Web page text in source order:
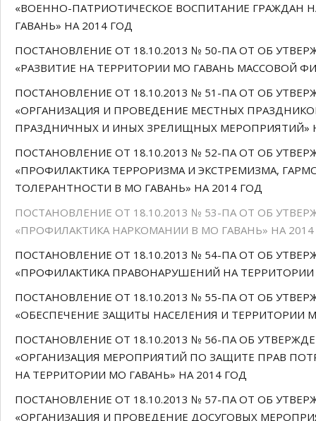
«ВОЕННО-ПАТРИОТИЧЕСКОЕ ВОСПИТАНИЕ ГРАЖДАН
ГАВАНЬ» НА 2014 ГОД
ПОСТАНОВЛЕНИЕ ОТ 18.10.2013 № 50-ПА ОТ ОБ
«РАЗВИТИЕ НА ТЕРРИТОРИИ МО ГАВАНЬ МАССОВОЙ
ПОСТАНОВЛЕНИЕ ОТ 18.10.2013 № 51-ПА ОТ ОБ
«ОРГАНИЗАЦИЯ И ПРОВЕДЕНИЕ МЕСТНЫХ
ПРАЗДНИЧНЫХ И ИНЫХ ЗРЕЛИЩНЫХ МЕРОПРИЯТИЙ»
ПОСТАНОВЛЕНИЕ ОТ 18.10.2013 № 52-ПА ОТ ОБ
«ПРОФИЛАКТИКА ТЕРРОРИЗМА И ЭКСТРЕМИЗМА,
ТОЛЕРАНТНОСТИ В МО ГАВАНЬ» НА 2014 ГОД
ПОСТАНОВЛЕНИЕ ОТ 18.10.2013 № 53-ПА ОТ ОБ
«ПРОФИЛАКТИКА НАРКОМАНИИ В МО ГАВАНЬ» НА
ПОСТАНОВЛЕНИЕ ОТ 18.10.2013 № 54-ПА ОТ ОБ
«ПРОФИЛАКТИКА ПРАВОНАРУШЕНИЙ НА ТЕРРИТОРИИ
ПОСТАНОВЛЕНИЕ ОТ 18.10.2013 № 55-ПА ОТ ОБ
«ОБЕСПЕЧЕНИЕ ЗАЩИТЫ НАСЕЛЕНИЯ И ТЕРРИТОРИИ
ПОСТАНОВЛЕНИЕ ОТ 18.10.2013 № 56-ПА ОБ
«ОРГАНИЗАЦИЯ МЕРОПРИЯТИЙ ПО ЗАЩИТЕ ПРАВ
НА ТЕРРИТОРИИ МО ГАВАНЬ» НА 2014 ГОД
ПОСТАНОВЛЕНИЕ ОТ 18.10.2013 № 57-ПА ОТ ОБ
«ОРГАНИЗАЦИЯ И ПРОВЕДЕНИЕ ДОСУГОВЫХ